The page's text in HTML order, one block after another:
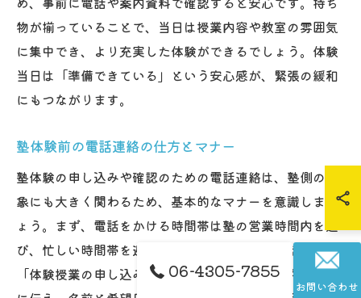
物が揃っていることで、当日は授業内容や教室の雰囲気
に集中でき、より充実した体験ができるでしょう。体験
当日は「準備できている」という安心感が、緊張の緩和
にもつながります。
塾体験前の電話連絡の仕方とマナー
塾体験の申し込みや確認のための電話連絡は、塾側の印
象にも大きく関わるため、基本的なマナーを意識しまし
ょう。まず、電話をかける時間帯は塾の営業時間内を選
び、忙しい時間帯を避けることが大切です。電話では
「体験授業の申し込みをしたいのですが」と要件を明確
06-4305-7855
お問い合わせ